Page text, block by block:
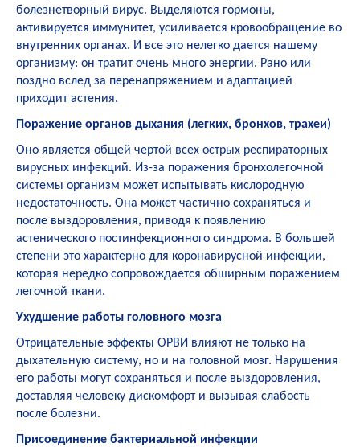
болезнетворный вирус. Выделяются гормоны,
активируется иммунитет, усиливается кровообращение во
внутренних органах. И все это нелегко дается нашему
организму: он тратит очень много энергии. Рано или
поздно вслед за перенапряжением и адаптацией
приходит астения.
Поражение органов дыхания (легких, бронхов, трахеи)
Оно является общей чертой всех острых респираторных
вирусных инфекций. Из-за поражения бронхолегочной
системы организм может испытывать кислородную
недостаточность. Она может частично сохраняться и
после выздоровления, приводя к появлению
астенического постинфекционного синдрома. В большей
степени это характерно для коронавирусной инфекции,
которая нередко сопровождается обширным поражением
легочной ткани.
Ухудшение работы головного мозга
Отрицательные эффекты ОРВИ влияют не только на
дыхательную систему, но и на головной мозг. Нарушения
его работы могут сохраняться и после выздоровления,
доставляя человеку дискомфорт и вызывая слабость
после болезни.
Присоединение бактериальной инфекции